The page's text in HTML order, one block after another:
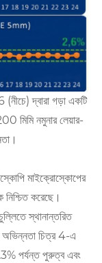
দ্বারা গড়া একটি
মিমি নমুনার লেয়ার-
মাইক্রোস্কোপের
করেছে।
স্থানান্তরিত
অভিন্নতা চিত্র 4-এ
পর্যন্ত পুরুত্ব এবং